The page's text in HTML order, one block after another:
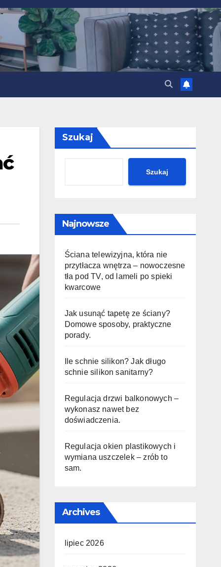
Szukaj
Szukaj
Najnowsze
Ściana telewizyjna, która nie
przytłacza wnętrza – nowoczesne
tła pod TV, od lameli po spieki
kwarcowe
Jak usunąć tapetę ze ściany?
Domowe sposoby, praktyczne
porady.
Ile schnie silikon? Jak długo
schnie silikon sanitarny?
Regulacja drzwi balkonowych –
wykonasz nawet bez
doświadczenia.
Regulacja okien plastikowych i
wymiana uszczelek – zrób to
sam.
Archives
lipiec 2026